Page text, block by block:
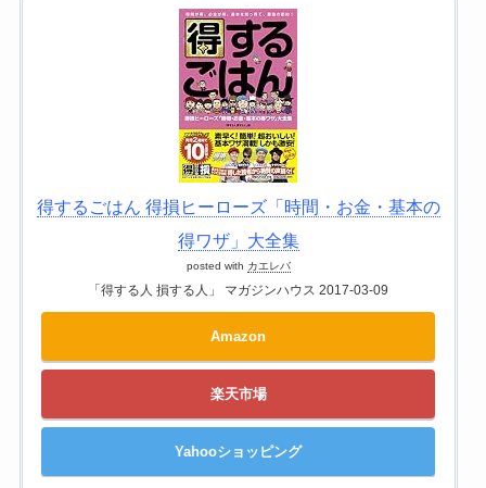
得するごはん 得損ヒーローズ「時間・お金・基本の
得ワザ」大全集
posted with カエレバ
「得する人 損する人」 マガジンハウス 2017-03-09
Amazon
楽天市場
Yahooショッピング